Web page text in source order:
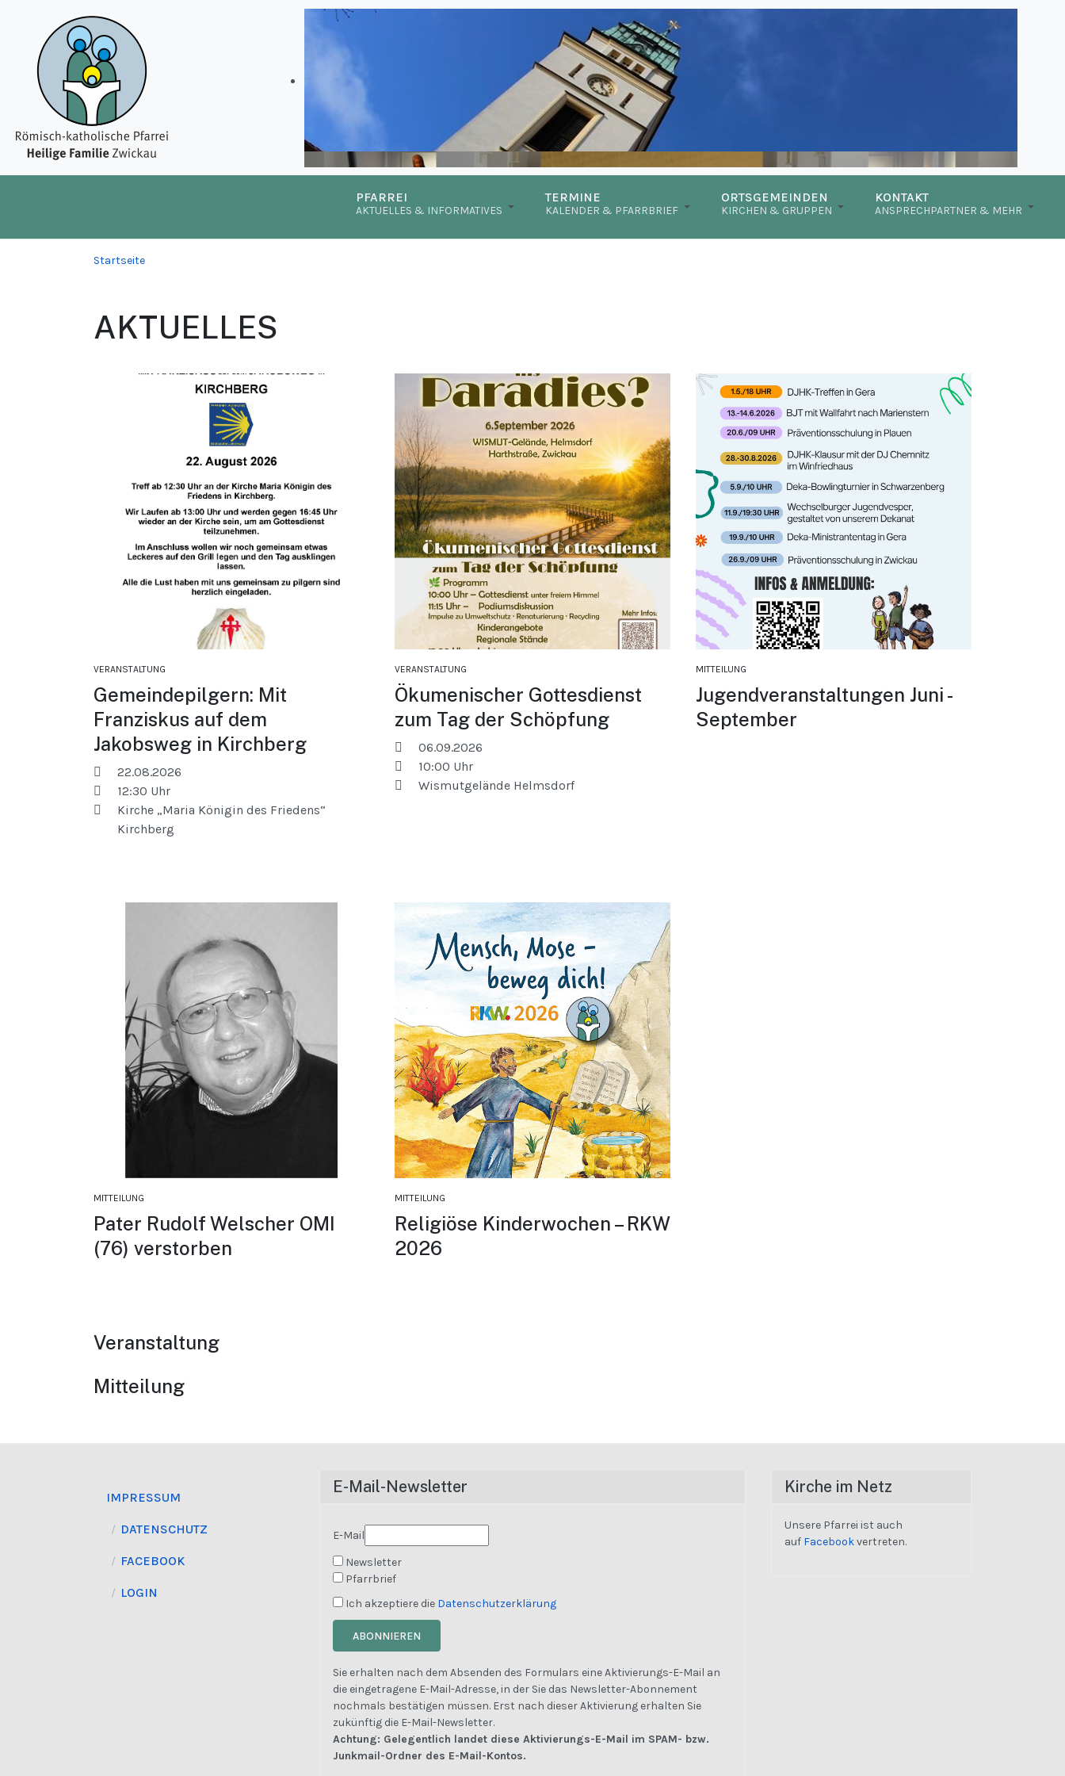
PFARREI
AKTUELLES & INFORMATIVES
TERMINE
KALENDER & PFARRBRIEF
ORTSGEMEINDEN
KIRCHEN & GRUPPEN
KONTAKT
ANSPRECHPARTNER & MEHR
Startseite
AKTUELLES
VERANSTALTUNG
Gemeindepilgern: Mit
Franziskus auf dem
Jakobsweg in Kirchberg
22.08.2026
12:30 Uhr
Kirche „Maria Königin des Friedens“
Kirchberg
VERANSTALTUNG
Ökumenischer Gottesdienst
zum Tag der Schöpfung
06.09.2026
10:00 Uhr
Wismutgelände Helmsdorf
MITTEILUNG
Jugendveranstaltungen Juni -
September
MITTEILUNG
Pater Rudolf Welscher OMI
(76) verstorben
MITTEILUNG
Religiöse Kinderwochen – RKW
2026
Veranstaltung
Mitteilung
IMPRESSUM
DATENSCHUTZ
FACEBOOK
LOGIN
E-Mail-Newsletter
E-Mail
Newsletter
Pfarrbrief
Ich akzeptiere die Datenschutzerklärung
ABONNIEREN
Sie erhalten nach dem Absenden des Formulars eine Aktivierungs-E-Mail an
die eingetragene E-Mail-Adresse, in der Sie das Newsletter-Abonnement
nochmals bestätigen müssen. Erst nach dieser Aktivierung erhalten Sie
zukünftig die E-Mail-Newsletter.
Achtung: Gelegentlich landet diese Aktivierungs-E-Mail im SPAM- bzw.
Junkmail-Ordner des E-Mail-Kontos.
Kirche im Netz
Unsere Pfarrei ist auch
auf Facebookvertreten.